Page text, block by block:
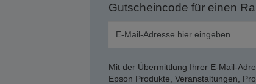
Gutscheincode für einen
Mit der Übermittlung Ihrer E-Mail-
Epson Produkte, Veranstaltungen,